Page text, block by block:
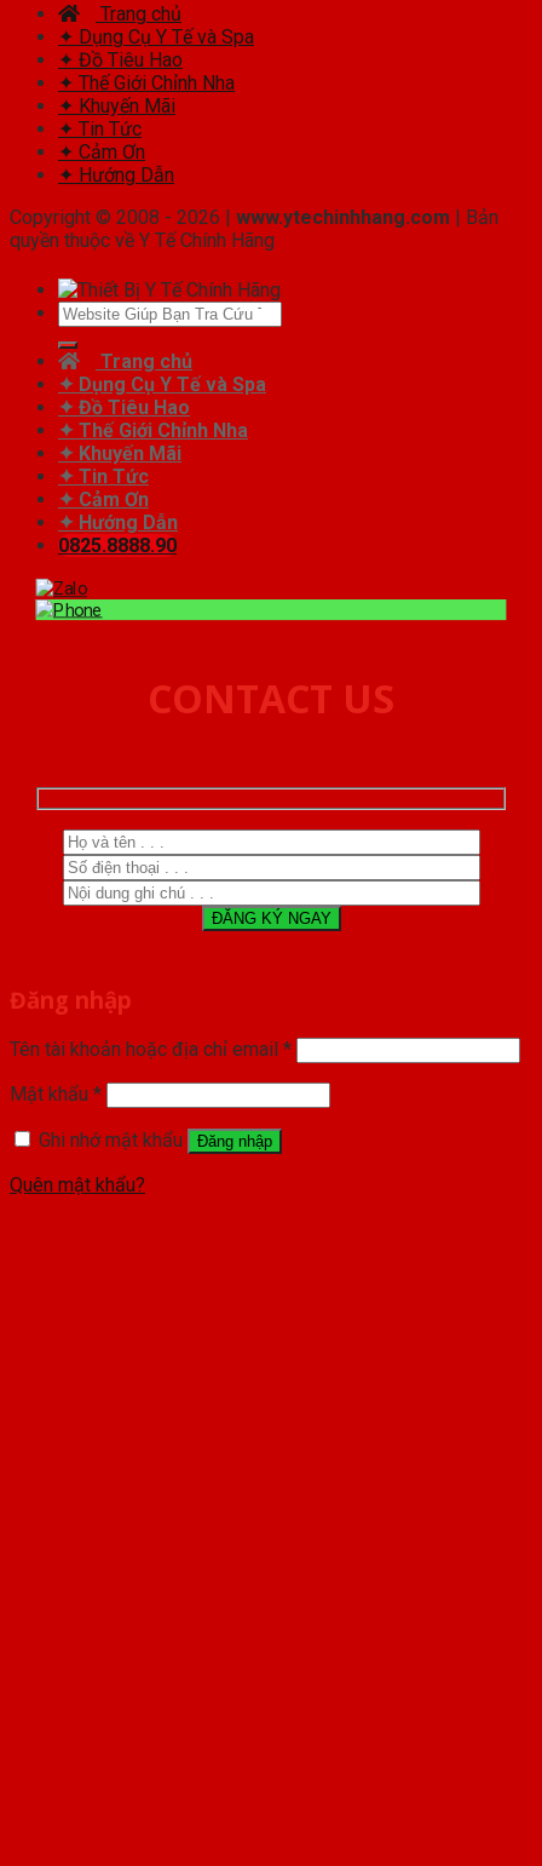
Trang chủ
✦ Dụng Cụ Y Tế và Spa
✦ Đồ Tiêu Hao
✦ Thế Giới Chỉnh Nha
✦ Khuyến Mãi
✦ Tin Tức
✦ Cảm Ơn
✦ Hướng Dẫn
Copyright © 2008 - 2026 | www.ytechinhhang.com | Bản
quyền thuộc về Y Tế Chính Hãng
Tìm
kiếm:
Trang chủ
✦ Dụng Cụ Y Tế và Spa
✦ Đồ Tiêu Hao
✦ Thế Giới Chỉnh Nha
✦ Khuyến Mãi
✦ Tin Tức
✦ Cảm Ơn
✦ Hướng Dẫn
0825.8888.90
CONTACT US
Đăng nhập
Tên tài khoản hoặc địa chỉ email *
Mật khẩu *
Ghi nhớ mật khẩu
Đăng nhập
Quên mật khẩu?